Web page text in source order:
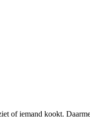
of iemand kookt.